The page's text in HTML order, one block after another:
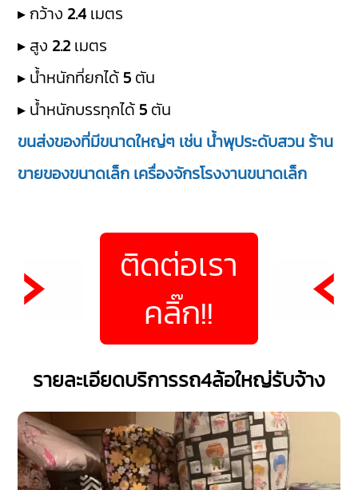
▸ กว้าง 2.4 เมตร
▸ สูง 2.2 เมตร
▸ น้ำหนักที่ยกได้ 5 ตัน
▸ น้ำหนักบรรทุกได้ 5 ตัน
ขนส่งของที่มีขนาดใหญ่ๆ เช่น น้ำพุประดับสวน ร้าน
ขายของขนาดเล็ก เครื่องจักรโรงงานขนาดเล็ก
ติดต่อเรา
คลิ๊ก!!
รายละเอียดบริการรถ4ล้อใหญ่รับจ้าง